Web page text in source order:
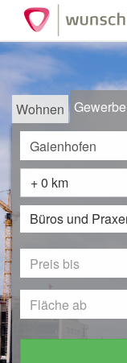
Wohnen Gewerbe
+ 0 km
Büros und